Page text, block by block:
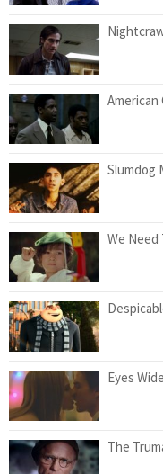
American
Slumdog
We Need
Eyes
The